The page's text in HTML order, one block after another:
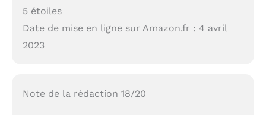
5 étoiles
Date de mise en ligne sur Amazon.fr : 4 avril
2023
Note de la rédaction 18/20